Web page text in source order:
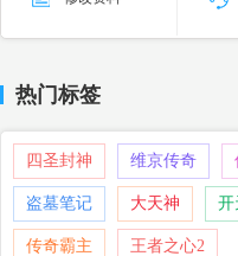
热门标签
四圣封神 维京传奇
盗墓笔记 大天神 开
传奇霸主 王者之心2